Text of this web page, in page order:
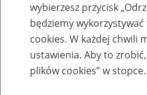
Zaproś ZUS do siebie
eZUS w siedzibie
wybierzesz przycisk
będziemy
cookies. W każdej chwili
ustawienia. Aby to
plików cookies” w stopce.